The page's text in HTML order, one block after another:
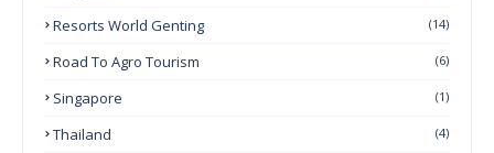
Resorts World Genting (14)
Road To Agro Tourism (6)
Singapore (1)
Thailand (4)